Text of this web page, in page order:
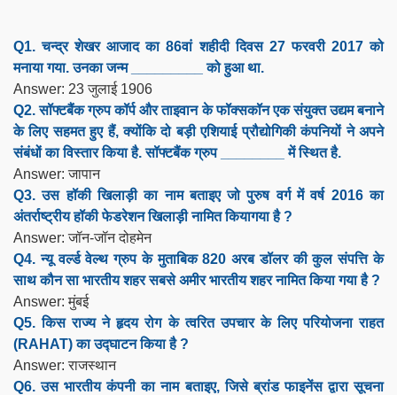
Q1. चन्द्र शेखर आजाद का 86वां शहीदी दिवस 27 फरवरी 2017 को
मनाया गया. उनका जन्म _________ को हुआ था.
Answer: 23 जुलाई 1906
Q2. सॉफ्टबैंक ग्रुप कॉर्प और ताइवान के फॉक्सकॉन एक संयुक्त उद्यम बनाने
के लिए सहमत हुए हैं, क्योंकि दो बड़ी एशियाई प्रौद्योगिकी कंपनियों ने अपने
संबंधों का विस्तार किया है. सॉफ्टबैंक ग्रुप ________ में स्थित है.
Answer: जापान
Q3. उस हॉकी खिलाड़ी का नाम बताइए जो पुरुष वर्ग में वर्ष 2016 का
अंतर्राष्ट्रीय हॉकी फेडरेशन खिलाड़ी नामित कियागया है ?
Answer: जॉन-जॉन दोहमेन
Q4. न्यू वर्ल्ड वेल्थ ग्रुप के मुताबिक 820 अरब डॉलर की कुल संपत्ति के
साथ कौन सा भारतीय शहर सबसे अमीर भारतीय शहर नामित किया गया है ?
Answer: मुंबई
Q5. किस राज्य ने हृदय रोग के त्वरित उपचार के लिए परियोजना राहत
(RAHAT) का उद्घाटन किया है ?
Answer: राजस्थान
Q6. उस भारतीय कंपनी का नाम बताइए, जिसे ब्रांड फाइनेंस द्वारा सूचना